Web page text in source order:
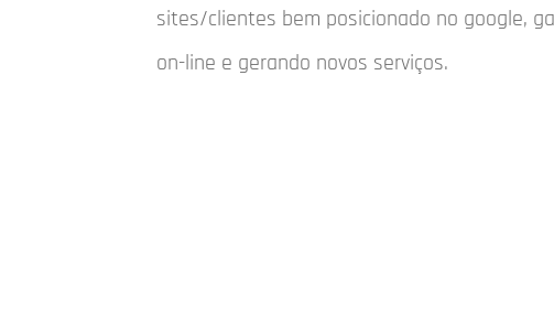
sites/clientes bem posicionado no google,
on-line e gerando novos serviços.